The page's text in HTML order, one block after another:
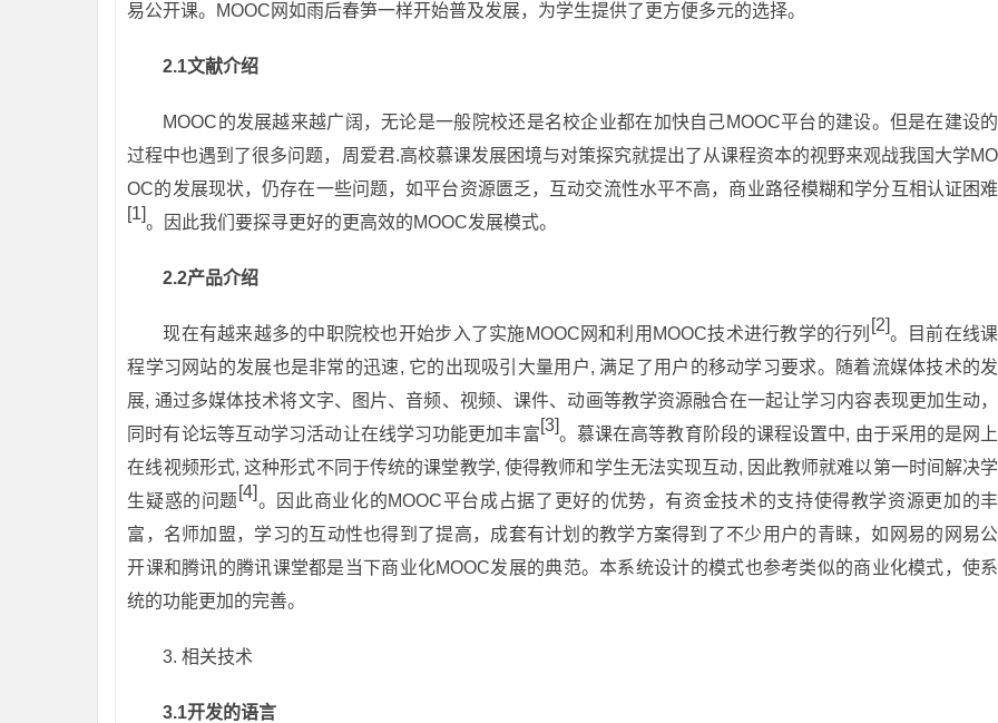
易公开课。MOOC网如雨后春笋一样开始普及发展，为学生提供了更方便多元的选择。
2.1文献介绍
MOOC的发展越来越广阔，无论是一般院校还是名校企业都在加快自己MOOC平台的建设。但是在建设的
过程中也遇到了很多问题，周爱君.高校慕课发展困境与对策探究就提出了从课程资本的视野来观战我国大学MO
OC的发展现状，仍存在一些问题，如平台资源匮乏，互动交流性水平不高，商业路径模糊和学分互相认证困难
[1]。因此我们要探寻更好的更高效的MOOC发展模式。
2.2产品介绍
现在有越来越多的中职院校也开始步入了实施MOOC网和利用MOOC技术进行教学的行列 [2]。目前在线课
程学习网站的发展也是非常的迅速, 它的出现吸引大量用户, 满足了用户的移动学习要求。随着流媒体技术的发
展, 通过多媒体技术将文字、图片、音频、视频、课件、动画等教学资源融合在一起让学习内容表现更加生动，
同时有论坛等互动学习活动让在线学习功能更加丰富[3]。慕课在高等教育阶段的课程设置中, 由于采用的是网上
在线视频形式, 这种形式不同于传统的课堂教学, 使得教师和学生无法实现互动, 因此教师就难以第一时间解决学
生疑惑的问题 [4]。因此商业化的MOOC平台成占据了更好的优势，有资金技术的支持使得教学资源更加的丰
富，名师加盟，学习的互动性也得到了提高，成套有计划的教学方案得到了不少用户的青睐，如网易的网易公
开课和腾讯的腾讯课堂都是当下商业化MOOC发展的典范。本系统设计的模式也参考类似的商业化模式，使系
统的功能更加的完善。
3.相关技术
3.1开发的语言